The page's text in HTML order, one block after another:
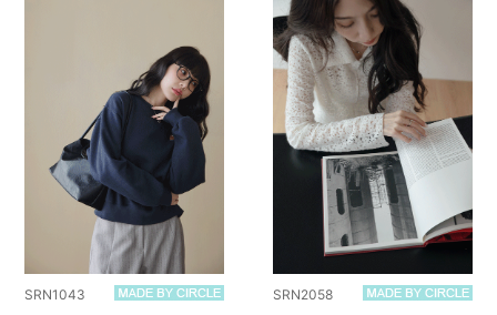
SRN1043 SRN2058